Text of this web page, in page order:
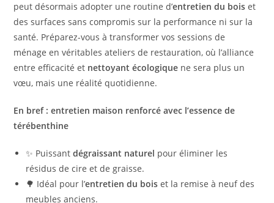
peut désormais adopter une routine d’entretien du bois et
des surfaces sans compromis sur la performance ni sur la
santé. Préparez-vous à transformer vos sessions de
ménage en véritables ateliers de restauration, où l’alliance
entre efficacité et nettoyant écologique ne sera plus un
vœu, mais une réalité quotidienne.
En bref : entretien maison renforcé avec l’essence de
térébenthine
✨ Puissantdégraissant naturel pour éliminer les
résidus de cire et de graisse.
🌳 Idéal pour l’entretien du bois et la remise à neuf des
meubles anciens.